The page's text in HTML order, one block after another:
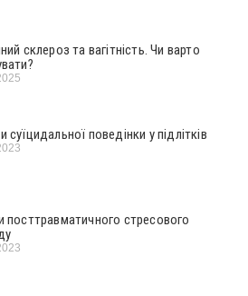
склероз та вагітність. Чи варто
суїцидальної поведінки у підлітків
посттравматичного стресового